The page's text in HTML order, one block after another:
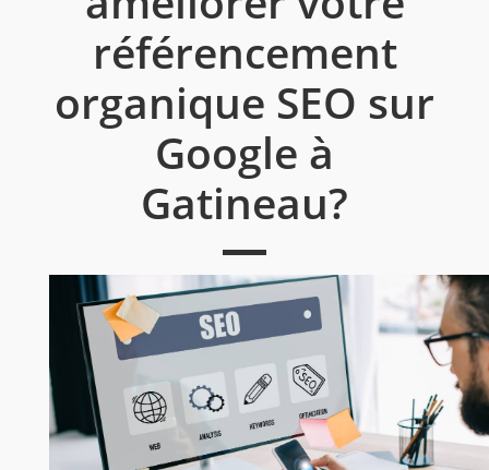
référencement
organique SEO sur
Google à
Gatineau?